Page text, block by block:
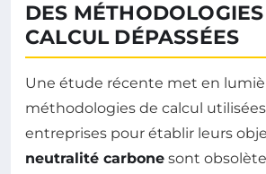
DES
CALCUL DÉPASSÉES
Une étude récente met en
méthodologies de calcul
entreprises pour établir leurs
neutralité carbone sont